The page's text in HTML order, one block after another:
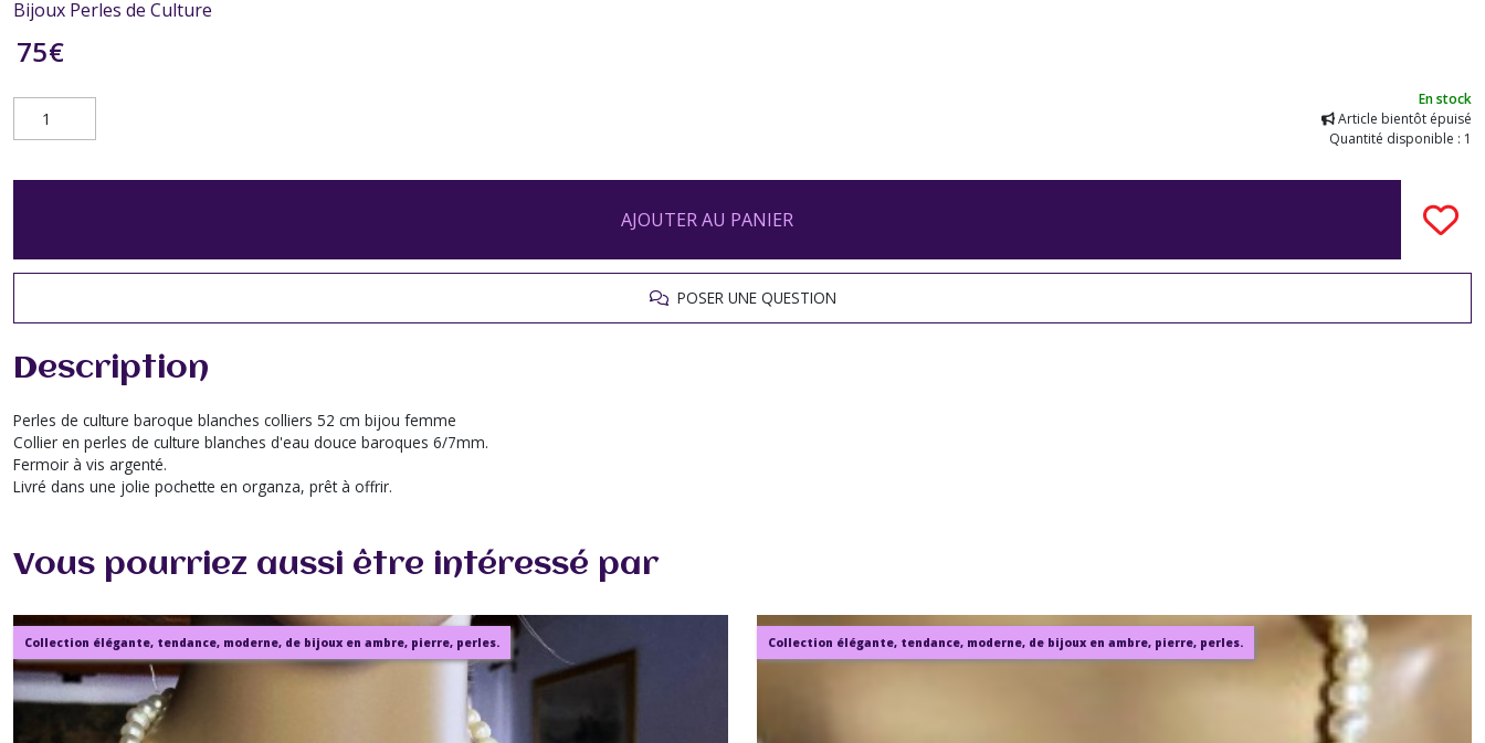
Bijoux Perles de Culture
75€
En stock
Article bientôt épuisé
Quantité disponible : 1
AJOUTER AU PANIER
POSER UNE QUESTION
Description
Perles de culture baroque blanches colliers 52 cm bijou femme
Collier en perles de culture blanches d'eau douce baroques 6/7mm.
Fermoir à vis argenté.
Livré dans une jolie pochette en organza, prêt à offrir.
Vous pourriez aussi être intéressé par
Collection élégante, tendance, moderne, de bijoux en ambre, pierre, perles. Collection élégante, tendance, moderne, de bijoux en ambre, pierre, perles.